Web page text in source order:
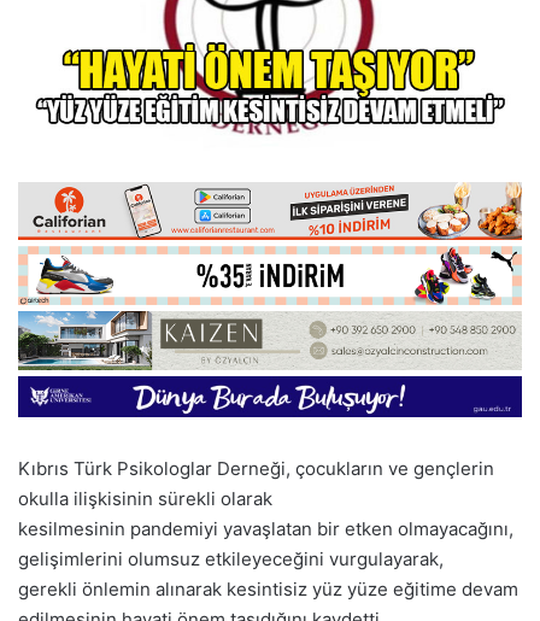
Kıbrıs Türk Psikologlar Derneği, çocukların ve gençlerin
okulla ilişkisinin sürekli olarak
kesilmesinin pandemiyi yavaşlatan bir etken olmayacağını,
gelişimlerini olumsuz etkileyeceğini vurgulayarak,
gerekli önlemin alınarak kesintisiz yüz yüze eğitime devam